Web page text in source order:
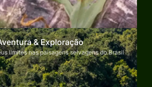
& Exploração
limites nas paisagens selvagens do Brasil
Explorar